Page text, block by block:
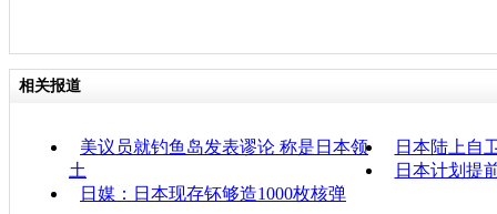
相关报道
美议员就钓鱼岛发表谬论 称是日本领
土
日本陆上自
日本计划提
日媒：日本现存钚够造1000枚核弹